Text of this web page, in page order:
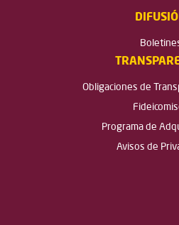
Obligaciones de
Programa de
Avisos de